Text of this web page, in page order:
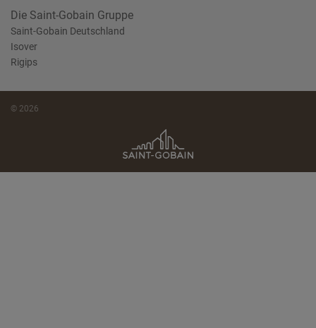
Die Saint-Gobain Gruppe
Saint-Gobain Deutschland
Isover
Rigips
© 2026